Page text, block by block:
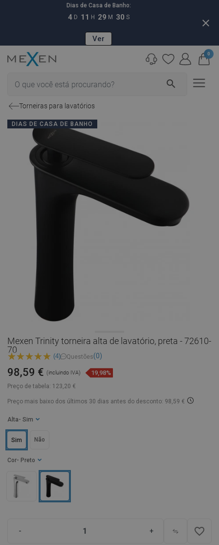
Dias de Casa de Banho:
4 D 11 H 29 M 29 S
Ver
close
search
0
Torneiras para lavatórios
DIAS DE CASA DE BANHO
Mexen Trinity torneira alta de lavatório, preta - 72610-
70
(4) Questões(0)
Preço de tabela: 123,20 €
98,59 € (incluindo IVA) 19,98%
Preço mais baixo dos últimos 30 dias antes do desconto: 98,59 €
Cor - Preto
Alta - Sim
Sim Não
- + favorite_border